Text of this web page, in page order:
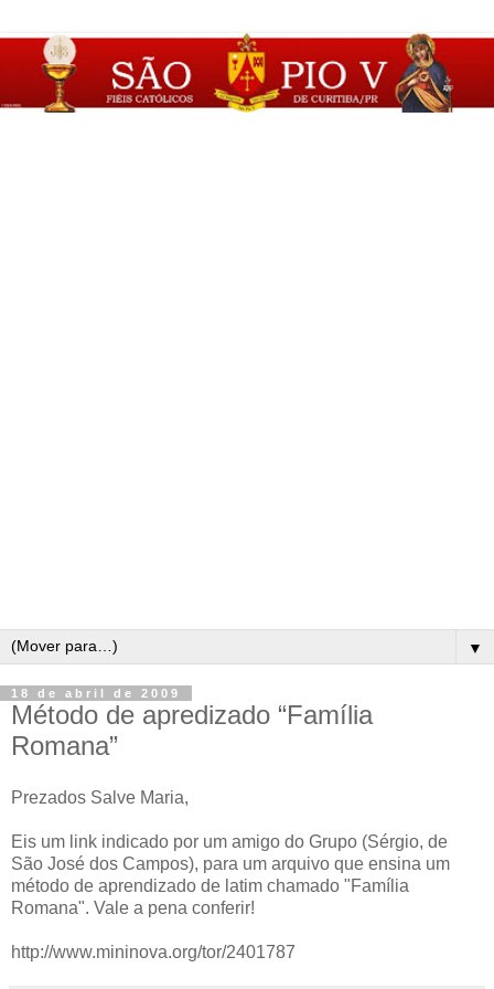
▼
18 de abril de 2009
Método de apredizado “Família
Romana”
Prezados Salve Maria,
Eis um link indicado por um amigo do Grupo (Sérgio, de
São José dos Campos), para um arquivo que ensina um
método de aprendizado de latim chamado "Família
Romana". Vale a pena conferir!
http://www.mininova.org/tor/2401787